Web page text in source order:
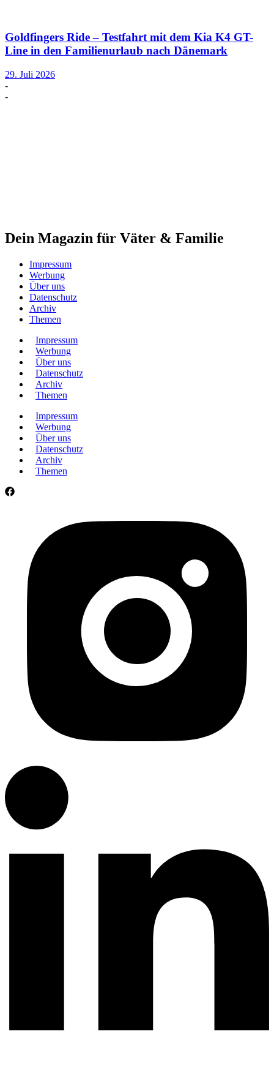
Goldfingers Ride – Testfahrt mit dem Kia K4 GT-
Line in den Familienurlaub nach Dänemark
29. Juli 2026
-
-
Dein Magazin für Väter & Familie
Impressum
Werbung
Über uns
Datenschutz
Archiv
Themen
Impressum
Werbung
Über uns
Datenschutz
Archiv
Themen
Impressum
Werbung
Über uns
Datenschutz
Archiv
Themen